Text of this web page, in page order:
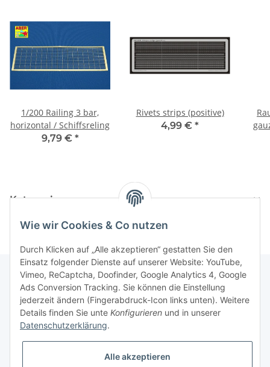
1/200 Railing 3 bar,
horizontal / Schiffsreling
9,79 € *
Rivets strips (positive)
4,99 € *
Kategorien
Informationen
Gesetzliche Informationen
Wie wir Cookies & Co nutzen
Durch Klicken auf „Alle akzeptieren“ gestatten Sie den
Einsatz folgender Dienste auf unserer Website: YouTube,
Vimeo, ReCaptcha, Doofinder, Google Analytics 4, Google
Ads Conversion Tracking. Sie können die Einstellung
jederzeit ändern (Fingerabdruck-Icon links unten). Weitere
Details finden Sie unte Konfigurieren und in unserer
Datenschutzerklärung.
Alle akzeptieren